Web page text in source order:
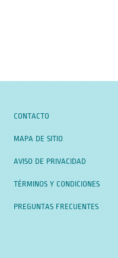
CONTACTO
MAPA DE SITIO
AVISO DE PRIVACIDAD
TÉRMINOS Y CONDICIONES
PREGUNTAS FRECUENTES